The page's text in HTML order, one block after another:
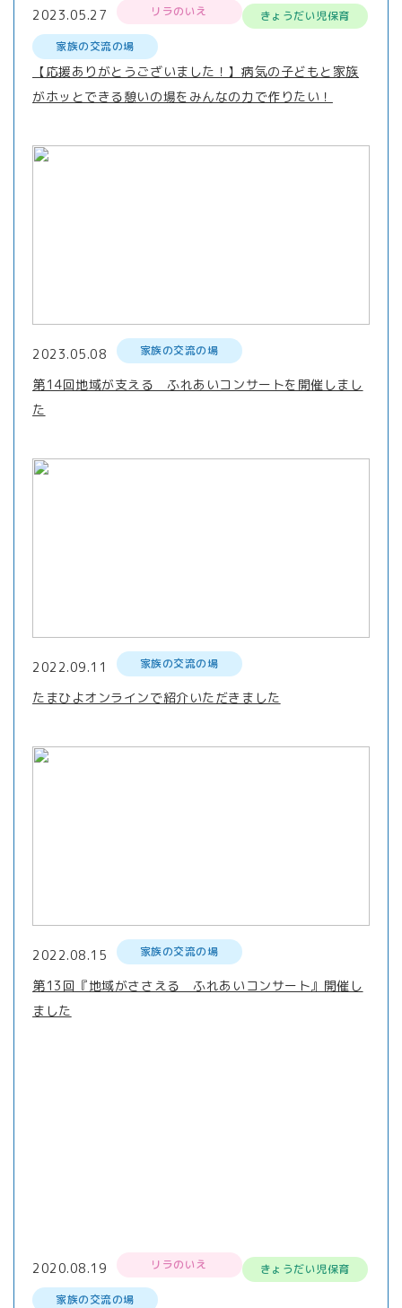
2023.05.27 リラのいえ
きょうだい児保育
家族の交流の場
【応援ありがとうございました！】病気の子どもと家族
がホッとできる憩いの場をみんなの力で作りたい！
2023.05.08 家族の交流の場
第14回地域が支える ふれあいコンサートを開催しまし
た
2022.09.11 家族の交流の場
たまひよオンラインで紹介いただきました
2022.08.15 家族の交流の場
第13回『地域がささえる ふれあいコンサート』開催し
ました
2020.08.19 リラのいえ
きょうだい児保育
家族の交流の場